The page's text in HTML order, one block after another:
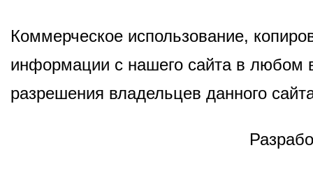
Коммерческое использование,
информации с нашего сайта в любом
разрешения владельцев данного